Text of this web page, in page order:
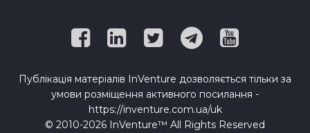
Публікація матеріалів InVenture дозволяється тільки за
умови розміщення активного посилання -
https://inventure.com.ua/uk
© 2010-2026 InVenture™ All Rights Reserved